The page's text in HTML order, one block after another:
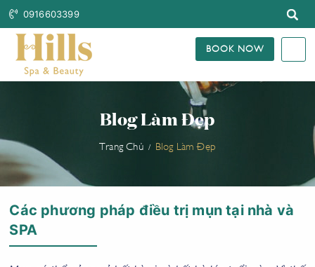
0916603399
BOOK NOW
Blog Làm Đẹp
Trang Chủ Blog Làm Đẹp
Các phương pháp điều trị mụn tại nhà và
SPA